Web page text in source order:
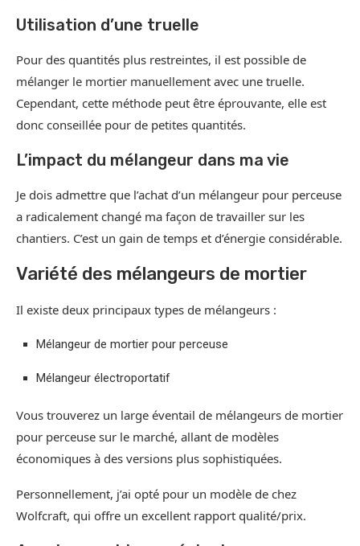
Utilisation d’une truelle
Pour des quantités plus restreintes, il est possible de
mélanger le mortier manuellement avec une truelle.
Cependant, cette méthode peut être éprouvante, elle est
donc conseillée pour de petites quantités.
L’impact du mélangeur dans ma vie
Je dois admettre que l’achat d’un mélangeur pour perceuse
a radicalement changé ma façon de travailler sur les
chantiers. C’est un gain de temps et d’énergie considérable.
Variété des mélangeurs de mortier
Il existe deux principaux types de mélangeurs :
Mélangeur de mortier pour perceuse
Mélangeur électroportatif
Vous trouverez un large éventail de mélangeurs de mortier
pour perceuse sur le marché, allant de modèles
économiques à des versions plus sophistiquées.
Personnellement, j’ai opté pour un modèle de chez
Wolfcraft, qui offre un excellent rapport qualité/prix.